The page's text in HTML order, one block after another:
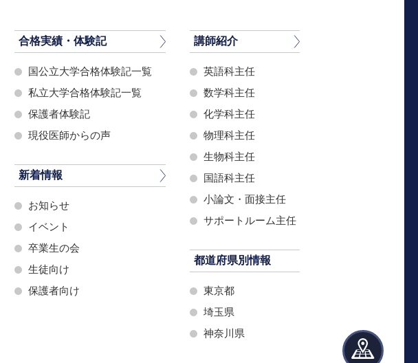
合格実績・体験記
国公立大学合格体験記一覧
私立大学合格体験記一覧
保護者体験記
現役医師からの声
新着情報
お知らせ
イベント
卒業生の会
生徒向け
保護者向け
講師紹介
英語科主任
数学科主任
化学科主任
物理科主任
生物科主任
国語科主任
小論文・面接主任
サポートルーム主任
都道府県別情報
東京都
埼玉県
神奈川県